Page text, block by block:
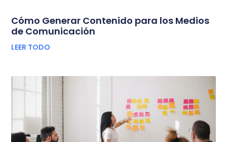
Cómo Generar Contenido para los Medios
de Comunicación
LEER TODO